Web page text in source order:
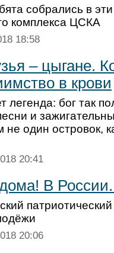
собрались в
комплекса ЦСКА
18:58
– цыгане.
в крови
легенда: бог так
и
не один островок,
20:41
В
20:06